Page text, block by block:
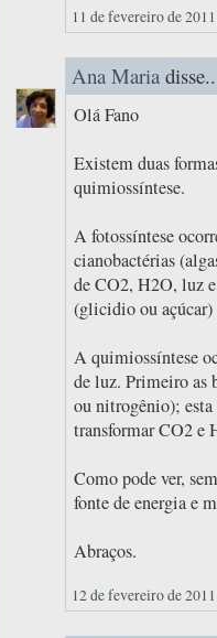
11 de fevereiro de
Ana Maria
Olá Fano
Existem duas
quimiossíntese.
A fotossíntese
cianobactérias
de CO2, H2O, luz
(glicidio ou açúcar)
A quimiossíntese
de luz. Primeiro as
ou nitrogênio); esta
transformar CO2 e
Como pode ver,
fonte de energia e
Abraços.
12 de fevereiro de